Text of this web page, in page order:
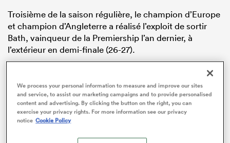
Troisième de la saison régulière, le champion d’Europe
et champion d’Angleterre a réalisé l’exploit de sortir
Bath, vainqueur de la Premiership l’an dernier, à
l’extérieur en demi-finale (26-27).
We process your personal information to measure and improve our sites
and service, to assist our marketing campaigns and to provide personalised
content and advertising. By clicking the button on the right, you can
exercise your privacy rights. For more information see our privacy
notice Cookie Policy